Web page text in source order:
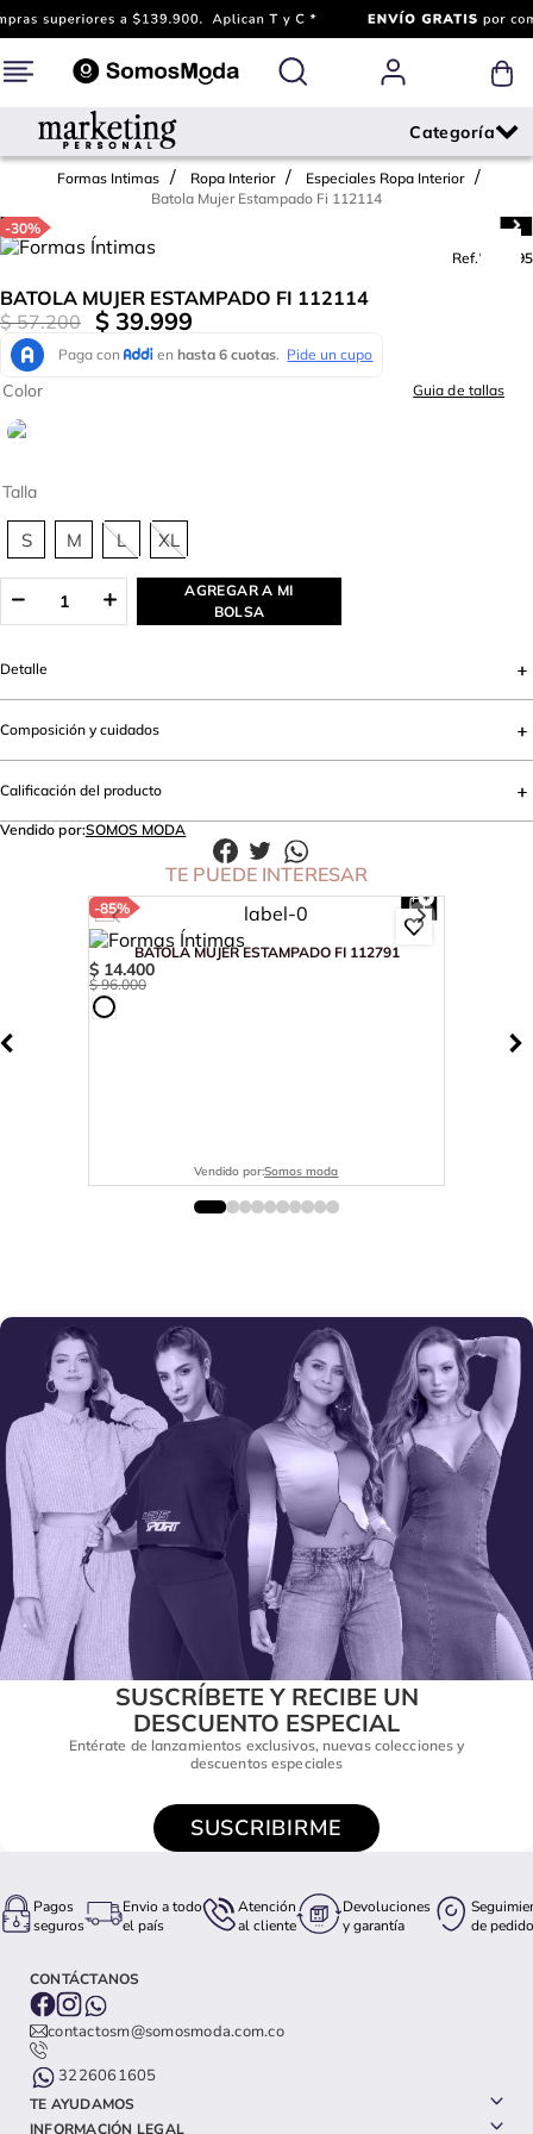
Formas Intimas Ropa Interior
Especiales Ropa Interior
Batola Mujer Estampado Fi 112114
-30%
Ref.780395
BATOLA MUJER ESTAMPADO FI 112114
$ 57.200 $ 39.999
Talla
S M L XL
Color Guia de tallas
AGREGAR A MI
BOLSA
Detalle
Composición y cuidados
Calificación del producto
Vendido por:SOMOS MODA
TE PUEDE INTERESAR
-85%
BATOLA MUJER ESTAMPADO FI 112791
$ 14.400
$ 96.000
Vendido por:Somos moda
SUSCRÍBETE Y RECIBE UN
DESCUENTO ESPECIAL
Entérate de lanzamientos exclusivos, nuevas colecciones y
descuentos especiales
SUSCRIBIRME
Pagos
seguros
Envio a todo
el país
Atención
al cliente
Devoluciones
y garantía
de pedido
CONTÁCTANOS
contactosm@somosmoda.com.co
3226061605
TE AYUDAMOS
INFORMACIÓN LEGAL